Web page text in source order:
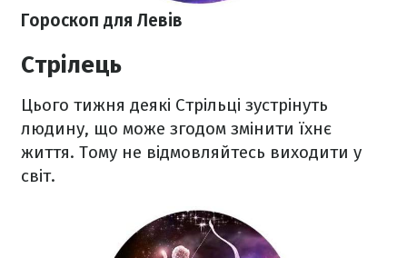
Гороскоп для Левів
Стрілець
Цього тижня деякі Стрільці зустрінуть
людину, що може згодом змінити їхнє
життя. Тому не відмовляйтесь виходити у
світ.